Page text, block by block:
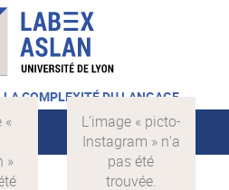
LA COMPLEXITÉ DU LANGAGE